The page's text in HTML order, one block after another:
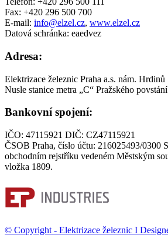
Fax: +420 296 500 700
E-mail: info@elzel.cz, www.elzel.cz
Datová schránka: eaedvez
Adresa:
Elektrizace železnic Praha a.s. nám.
Nusle stanice metra „C“ Pražského povstání
Bankovní spojení:
IČO: 47115921 DIČ: CZ47115921
ČSOB Praha, číslo účtu: 216025493/0300
obchodním rejstříku vedeném Městským
vložka 1809.
© Copyright - Elektrizace železnic I